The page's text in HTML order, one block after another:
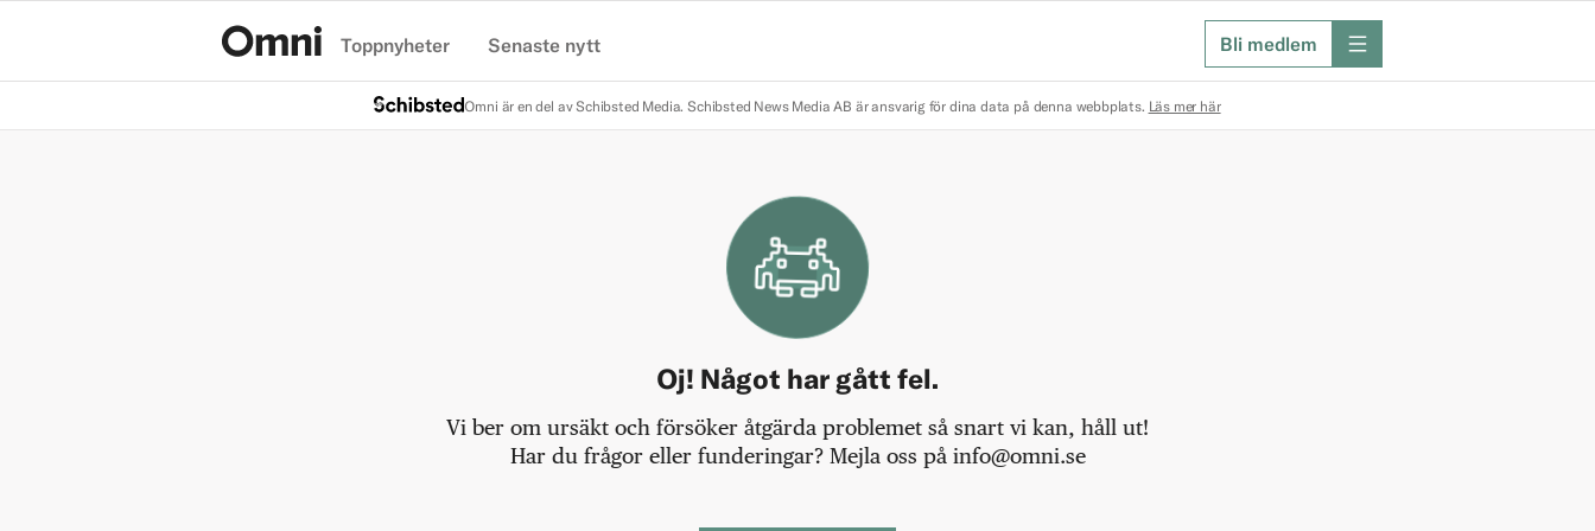
Toppnyheter Senaste nytt Bli medlem meny
Omni är en del av Schibsted Media. Schibsted News Media AB är ansvarig för dina data på denna webbplats. Läs mer här
Oj! Något har gått fel.
Vi ber om ursäkt och försöker åtgärda problemet så snart vi kan, håll ut!
Har du frågor eller funderingar? Mejla oss på info@omni.se